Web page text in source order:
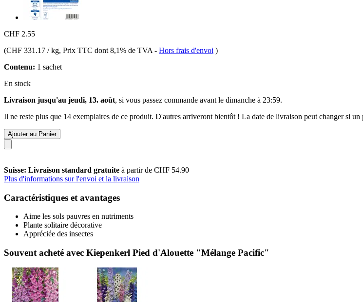
CHF 2.55
(CHF 331.17 / kg, Prix TTC dont 8,1% de TVA - Hors frais d'envoi )
Contenu: 1 sachet
En stock
Livraison jusqu'au jeudi, 13. août, si vous passez commande avant le dimanche à 23:59.
Il ne reste plus que 14 exemplaires de ce produit. D'autres arriveront bientôt ! La date de livraison peut changer si un
Ajouter au Panier
Suisse: Livraison standard gratuite à partir de CHF 54.90
Plus d'informations sur l'envoi et la livraison
Caractéristiques et avantages
Aime les sols pauvres en nutriments
Plante solitaire décorative
Appréciée des insectes
Souvent acheté avec Kiepenkerl Pied d'Alouette "Mélange Pacific"